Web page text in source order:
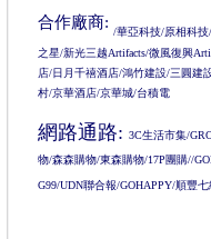
合作廠商:
/華亞科技/原相科
之星/新光三越Artifacts/微風復興
店/日月千禧酒店/鴻竹建設/三圓建
村/京華酒店/京華城/台積電
網路通路: 3C生活市集/
物/森森購物/東森購物/17P團購//
G99/UDN聯合報/GOHAPPY/順豐七